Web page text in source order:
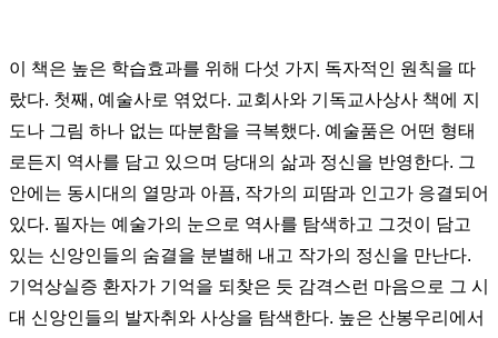
이 책은 높은 학습효과를 위해 다섯 가지 독자적인 원칙을 따
랐다. 첫째 , 예술사로 엮었다. 교회사와 기독교사상사 책에 지
도나 그림 하나 없는 따분함을 극복했다. 예술품은 어떤 형태
로든지 역사를 담고 있으며 당대의 삶과 정신을 반영한다. 그
안에는 동시대의 열망과 아픔, 작가의 피땀과 인고가 응결되어
있다. 필자는 예술가의 눈으로 역사를 탐색하고 그것이 담고
있는 신앙인들의 숨결을 분별해 내고 작가의 정신을 만난다.
기억상실증 환자가 기억을 되찾은 듯 감격스런 마음으로 그 시
대 신앙인들의 발자취와 사상을 탐색한다. 높은 산봉우리에서